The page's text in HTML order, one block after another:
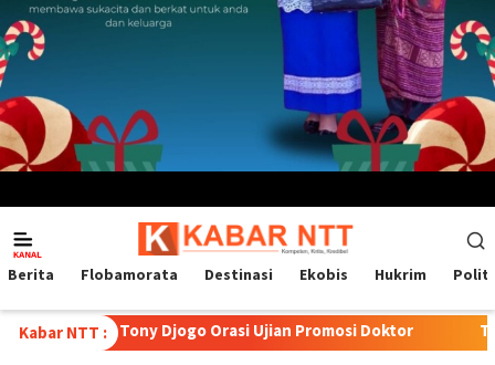
Mobile
Berita Flobamorata Destinasi Ekobis Hukrim
Kabar NTT :
Djogo Orasi Ujian Promosi Doktor Transformasi